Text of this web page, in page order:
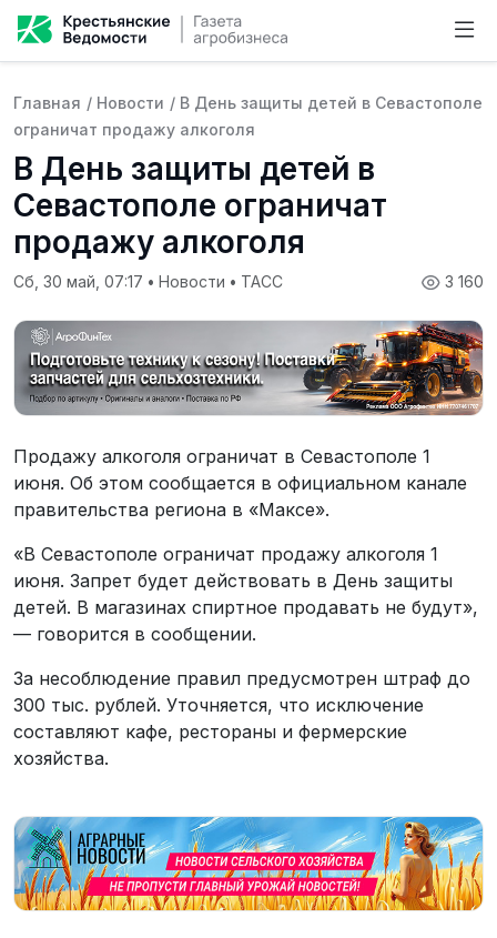
Главная / Новости / В День защиты детей в Севастополе
ограничат продажу алкоголя
В День защиты детей в
Севастополе ограничат
продажу алкоголя
3 160
Сб, 30 май, 07:17 • Новости • ТАСС
Продажу алкоголя ограничат в Севастополе 1
июня. Об этом сообщается в официальном канале
правительства региона в «Максе».
«В Севастополе ограничат продажу алкоголя 1
июня. Запрет будет действовать в День защиты
детей. В магазинах спиртное продавать не будут»,
— говорится в сообщении.
За несоблюдение правил предусмотрен штраф до
300 тыс. рублей. Уточняется, что исключение
составляют кафе, рестораны и фермерские
хозяйства.